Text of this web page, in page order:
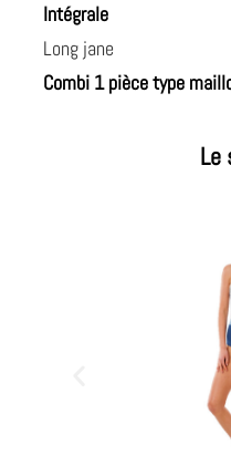
Intégrale
Long jane
Combi 1 pièce type
Le